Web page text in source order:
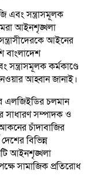
এবং সন্ত্রাসমূলক
আইনশৃঙ্খলা
আইনের
বাংলাদেশ
সন্ত্রাসমূলক কর্মকাণ্ডে
আহ্বান জানাই।
এলজিইডির চলমান
সাধারণ সম্পাদক ও
চাঁদাবাজির
বিভিন্ন
আইনশৃঙ্খলা
সামাজিক প্রতিরোধ